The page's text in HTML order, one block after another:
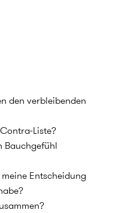
den verbleibenden
Liste?
Bauchgefühl
Entscheidung